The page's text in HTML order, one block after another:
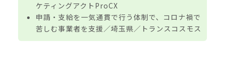
ケティングアクトProCX
申請・支給を一気通貫で行う体制で、コロナ禍で
苦しむ事業者を支援／埼玉県／トランスコスモス